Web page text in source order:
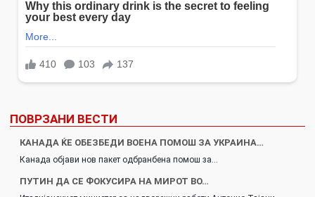
ПОВРЗАНИ ВЕСТИ
КАНАДА ЌЕ ОБЕЗБЕДИ ВОЕНА ПОМОШ ЗА УКРАИНА…
Канада објави нов пакет одбранбена помош за…
ПУТИН ДА СЕ ФОКУСИРА НА МИРОТ ВО…